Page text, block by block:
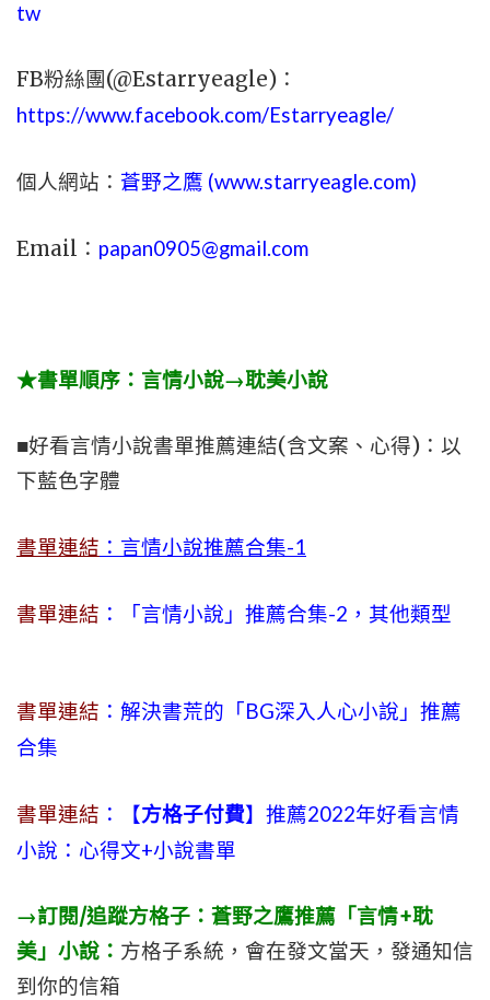
tw
FB粉絲團(@Estarryeagle)：
https://www.facebook.com/Estarryeagle/
個人網站： 蒼野之鷹 (www.starryeagle.com)
Email： papan0905@gmail.com
★書單順序：言情小說→耽美小說
■好看言情小說書單推薦連結(含文案、心得)：以
下藍色字體
書單連結 ：言情小說推薦合集-1
書單連結 ：「言情小說」推薦合集-2，其他類型
書單連結 ：解決書荒的「BG深入人心小說」推薦
合集
書單連結 ：【方格子付費】推薦2022年好看言情
小說：心得文+小說書單
→訂閱/追蹤方格子：蒼野之鷹推薦「言情+耽
美」小說： 方格子系統，會在發文當天，發通知信
到你的信箱